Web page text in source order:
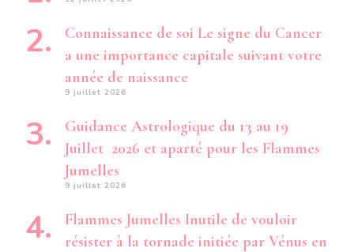
Connaissance de soi Le signe du Cancer
a une importance capitale suivant votre
année de naissance
9 juillet 2026
Guidance Astrologique du 13 au 19
Juillet 2026 et aparté pour les Flammes
Jumelles
9 juillet 2026
Flammes Jumelles Inutile de vouloir
résister à la tornade initiée par Vénus en